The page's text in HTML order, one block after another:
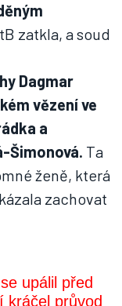
zatkla, a soud
Dagmar
vězení ve
a
Šimonová. Ta
ženě, která
zachovat
upálil před
kráčel průvod